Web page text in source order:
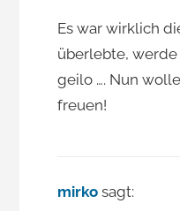
Es war wirklich
überlebte, werde
geilo …. Nun
freuen!
mirko sagt: